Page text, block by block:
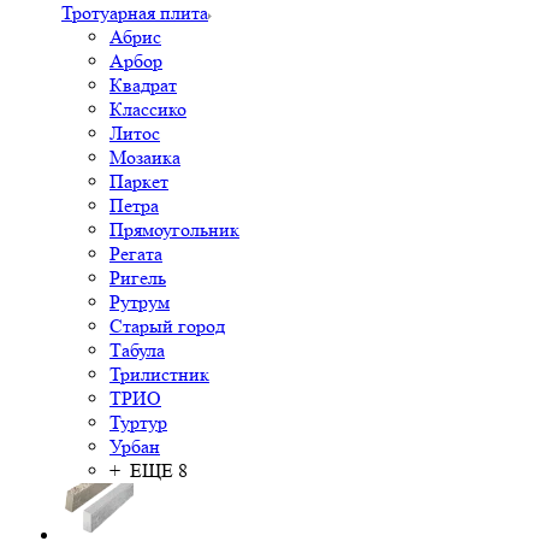
Тротуарная плита
Абрис
Арбор
Квадрат
Классико
Литос
Мозаика
Паркет
Петра
Прямоугольник
Регата
Ригель
Рутрум
Старый город
Табула
Трилистник
ТРИО
Туртур
Урбан
+ ЕЩЕ 8